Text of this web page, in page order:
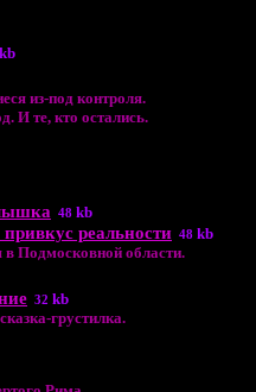
kb
из-под контроля.
те, кто остались.
48 kb
реальности 48 kb
Подмосковной области.
32 kb
грустилка.